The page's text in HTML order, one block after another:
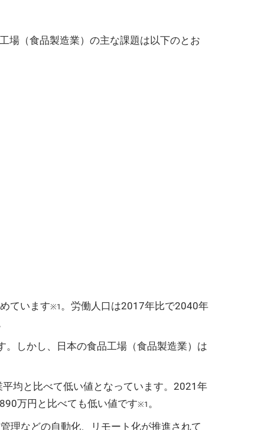
場（食品製造業）の主な課題は以下のとお
ています※1 。労働人口は2017年比で2040年
しかし、日本の食品工場（食品製造業）は
均と比べて低い値となっています。2021年
万円と比べても低い値です※1 。
理などの自動化、リモート化が推進されて